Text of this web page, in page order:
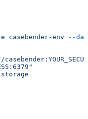
casebender-env --
storage